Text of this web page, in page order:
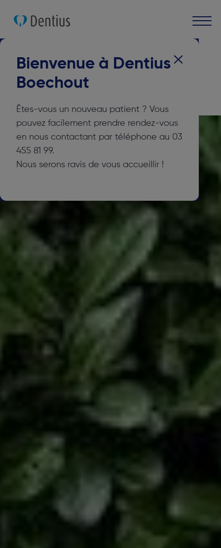
Bienvenue à Dentius
Boechout
Êtes-vous un nouveau patient ? Vous
pouvez facilement prendre rendez-vous
en nous contactant par téléphone au 03
455 81 99.
Nous serons ravis de vous accueillir !
Clinique dentaire